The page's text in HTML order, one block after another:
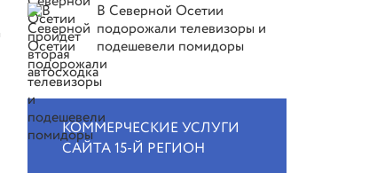
В Северной Осетии
подорожали телевизоры и
подешевели помидоры
КОММЕРЧЕСКИЕ УСЛУГИ
САЙТА 15-Й РЕГИОН